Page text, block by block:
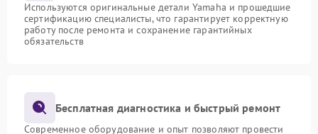
Используются оригинальные детали Yamaha и прошедшие
сертификацию специалисты, что гарантирует корректную
работу после ремонта и сохранение гарантийных
обязательств
Бесплатная диагностика и быстрый ремонт
Современное оборудование и опыт позволяют провести